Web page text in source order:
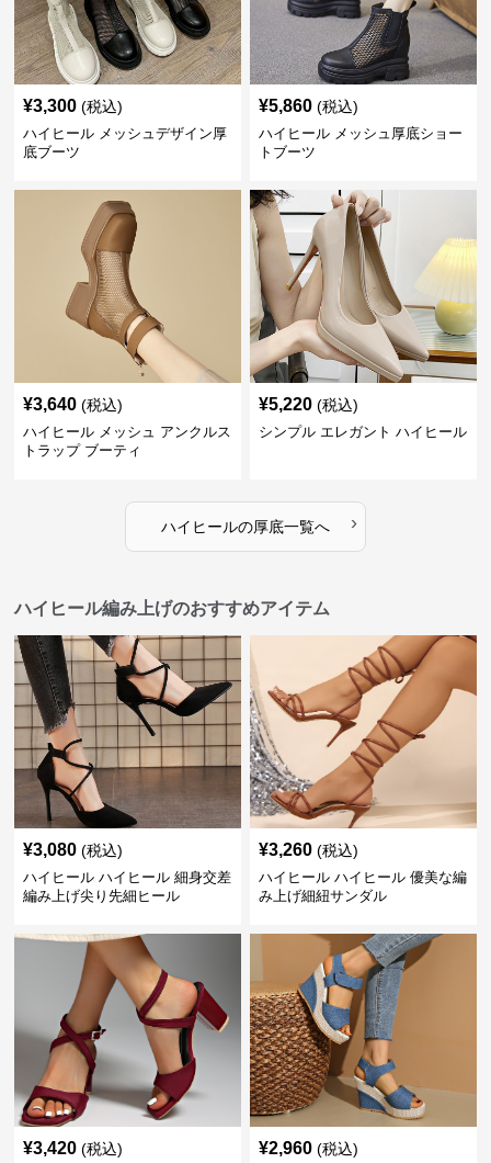
¥3,300 (税込)
ハイヒール メッシュデザイン厚
底ブーツ
¥5,860 (税込)
ハイヒール メッシュ厚底ショー
トブーツ
¥3,640 (税込)
ハイヒール メッシュ アンクルス
トラップ ブーティ
¥5,220 (税込)
シンプル エレガント ハイヒール
ハイヒールの厚底一覧へ ›
ハイヒール編み上げのおすすめアイテム
¥3,080 (税込)
ハイヒール ハイヒール 細身交差
編み上げ尖り先細ヒール
¥3,260 (税込)
ハイヒール ハイヒール 優美な編
み上げ細紐サンダル
¥3,420 (税込) ¥2,960 (税込)